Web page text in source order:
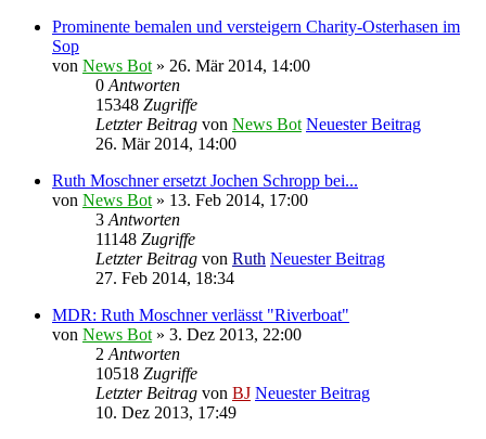
Prominente bemalen und versteigern Charity-Osterhasen im
Sop
von News Bot » 26. Mär 2014, 14:00
0 Antworten
15348 Zugriffe
Letzter Beitrag von News Bot Neuester Beitrag
26. Mär 2014, 14:00
Ruth Moschner ersetzt Jochen Schropp bei...
von News Bot » 13. Feb 2014, 17:00
3 Antworten
11148 Zugriffe
Letzter Beitrag von Ruth Neuester Beitrag
27. Feb 2014, 18:34
MDR: Ruth Moschner verlässt "Riverboat"
von News Bot » 3. Dez 2013, 22:00
2 Antworten
10518 Zugriffe
Letzter Beitrag von BJ Neuester Beitrag
10. Dez 2013, 17:49